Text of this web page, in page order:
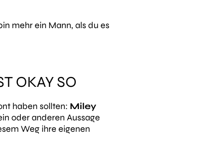
mehr ein Mann, als du es
OKAY SO
haben sollten: Miley
oder anderen Aussage
Weg ihre eigenen